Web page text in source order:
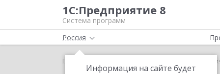
1С:Предприятие 8
Система программ
Россия
Информация на сайте будет
Главная 1С:Распознавание